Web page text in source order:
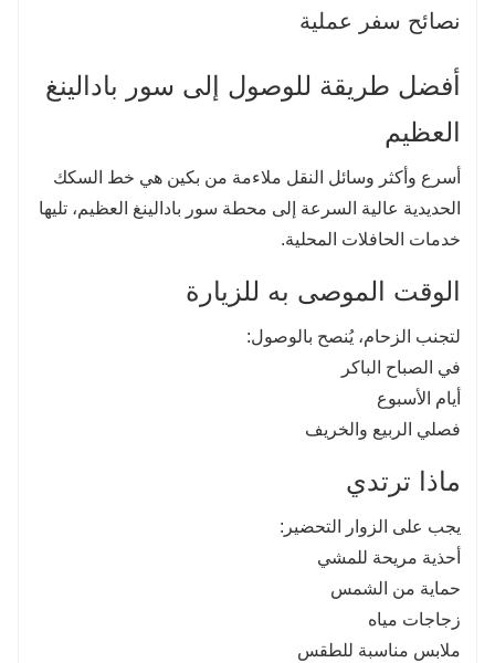
نصائح سفر عملية
أفضل طريقة للوصول إلى سور بادالينغ
العظيم
أسرع وأكثر وسائل النقل ملاءمة من بكين هي خط السكك
الحديدية عالية السرعة إلى محطة سور بادالينغ العظيم، تليها
خدمات الحافلات المحلية.
الوقت الموصى به للزيارة
لتجنب الزحام، يُنصح بالوصول:
في الصباح الباكر
أيام الأسبوع
فصلي الربيع والخريف
ماذا ترتدي
يجب على الزوار التحضير:
أحذية مريحة للمشي
حماية من الشمس
زجاجات مياه
ملابس مناسبة للطقس